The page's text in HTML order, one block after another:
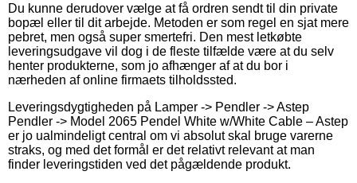
Du kunne derudover vælge at få ordren sendt til din private
bopæl eller til dit arbejde. Metoden er som regel en sjat mere
pebret, men også super smertefri. Den mest letkøbte
leveringsudgave vil dog i de fleste tilfælde være at du selv
henter produkterne, som jo afhænger af at du bor i
nærheden af online firmaets tilholdssted.
Leveringsdygtigheden på Lamper -> Pendler -> Astep
Pendler -> Model 2065 Pendel White w/White Cable – Astep
er jo ualmindeligt central om vi absolut skal bruge varerne
straks, og med det formål er det relativt relevant at man
finder leveringstiden ved det pågældende produkt.